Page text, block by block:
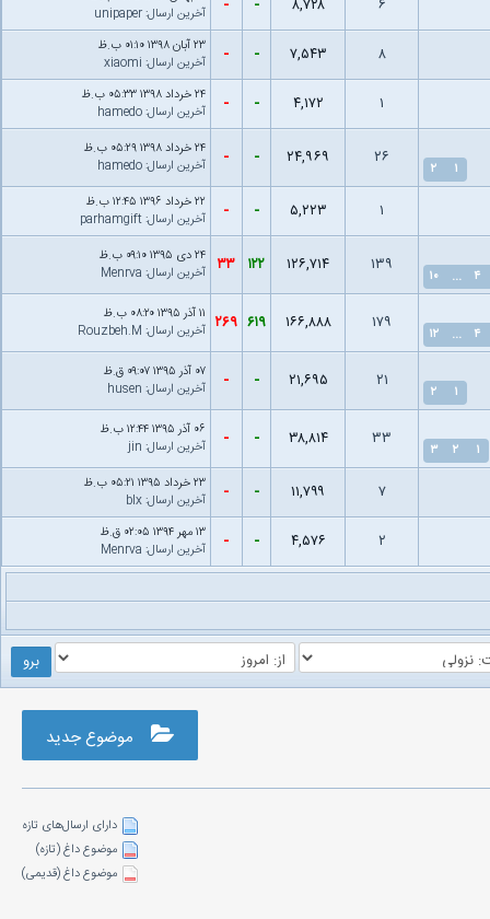
۶ ۸,۷۲۸ -
-
آخرین ارسال:
unipaper
۸ ۷,۵۴۳ -
-
۲۳ آبان ۱۳۹۸ ۰۱:۱۰ ب.ظ
آخرین ارسال:
xiaomi
۴,۱۷۲ -
-
۲۴ خرداد ۱۳۹۸ ۰۵:۳۳ ب.ظ
آخرین ارسال:
hamedo
۲ ۲۶ ۲۴,۹۶۹ -
-
۲۴ خرداد ۱۳۹۸ ۰۵:۲۹ ب.ظ
آخرین ارسال:
hamedo
۵,۲۲۳ -
-
۲۲ خرداد ۱۳۹۶ ۱۲:۴۵ ب.ظ
آخرین ارسال:
parhamgift
۴ ... ۱۰ ۱۳۹ ۱۲۶,۷۱۴ ۱۲۲ ۳۳
۲۴ دى ۱۳۹۵ ۰۹:۱۰ ب.ظ
آخرین ارسال:
Menrva
۴ ... ۱۲ ۱۷۹ ۱۶۶,۸۸۸ ۶۱۹ ۲۶۹
۱۱ آذر ۱۳۹۵ ۰۸:۲۰ ب.ظ
آخرین ارسال:
Rouzbeh.M
۲ ۲۱ ۲۱,۶۹۵ -
-
۰۷ آذر ۱۳۹۵ ۰۹:۰۷ ق.ظ
آخرین ارسال:
husen
۲ ۳ ۳۳ ۳۸,۸۱۴ -
-
۰۶ آذر ۱۳۹۵ ۱۲:۴۴ ب.ظ
آخرین ارسال:
jin
۷ ۱۱,۷۹۹ -
-
۲۳ خرداد ۱۳۹۵ ۰۵:۲۱ ب.ظ
آخرین ارسال:
blx
۲ ۴,۵۷۶ -
-
۱۳ مهر ۱۳۹۴ ۰۲:۰۵ ق.ظ
آخرین ارسال:
Menrva
موضوع جدید
دارای ارسال‌های تازه‌
موضوع داغ (تازه‌)
موضوع داغ (قدیمی)